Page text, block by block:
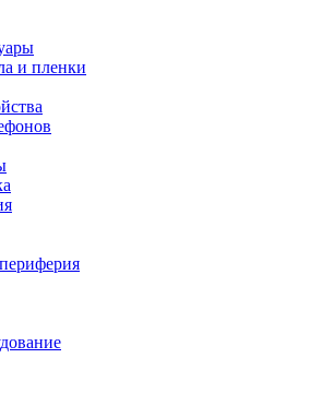
и пленки